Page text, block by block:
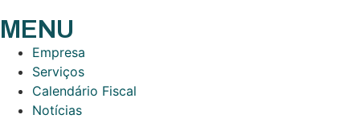
MENU
Empresa
Serviços
Calendário Fiscal
Notícias